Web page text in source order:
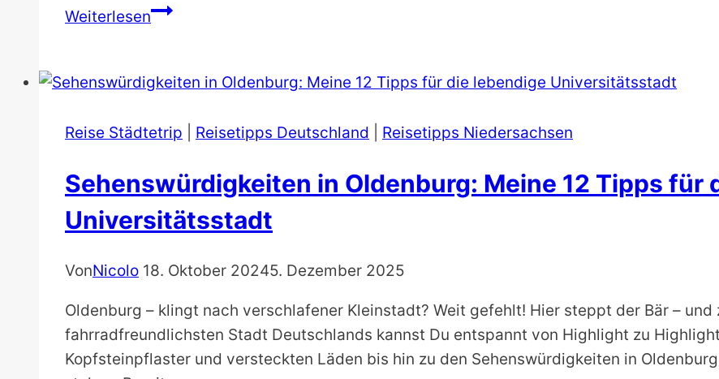
WeiterlesenHas’
Radtour
Radfahren
im
Reise Städtetrip Reisetipps Deutschland Reisetipps Niedersachsen
Sehenswürdigkeiten in Oldenburg: Meine 12 Tipps für
Universitätsstadt
VonNicolo 18. Oktober 20245. Dezember 2025
Oldenburg – klingt nach verschlafener Kleinstadt? Weit gefehlt! Hier steppt der Bär – und
fahrradfreundlichsten Stadt Deutschlands kannst Du entspannt von Highlight zu
Kopfsteinpflaster und versteckten Läden bis hin zu den Sehenswürdigkeiten in